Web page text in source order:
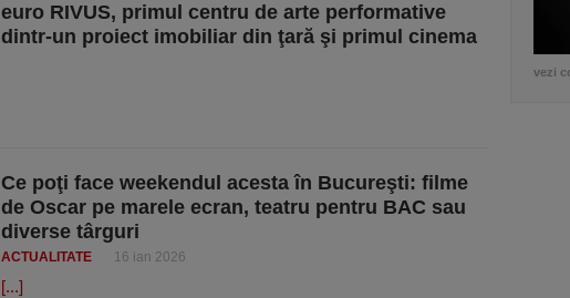
euro RIVUS, primul centru de arte performative
dintr-un proiect imobiliar din ţară şi primul cinema
Ce poţi face weekendul acesta în Bucureşti: filme
de Oscar pe marele ecran, teatru pentru BAC sau
diverse târguri
ACTUALITATE 16 ian 2026
[...]
vezi